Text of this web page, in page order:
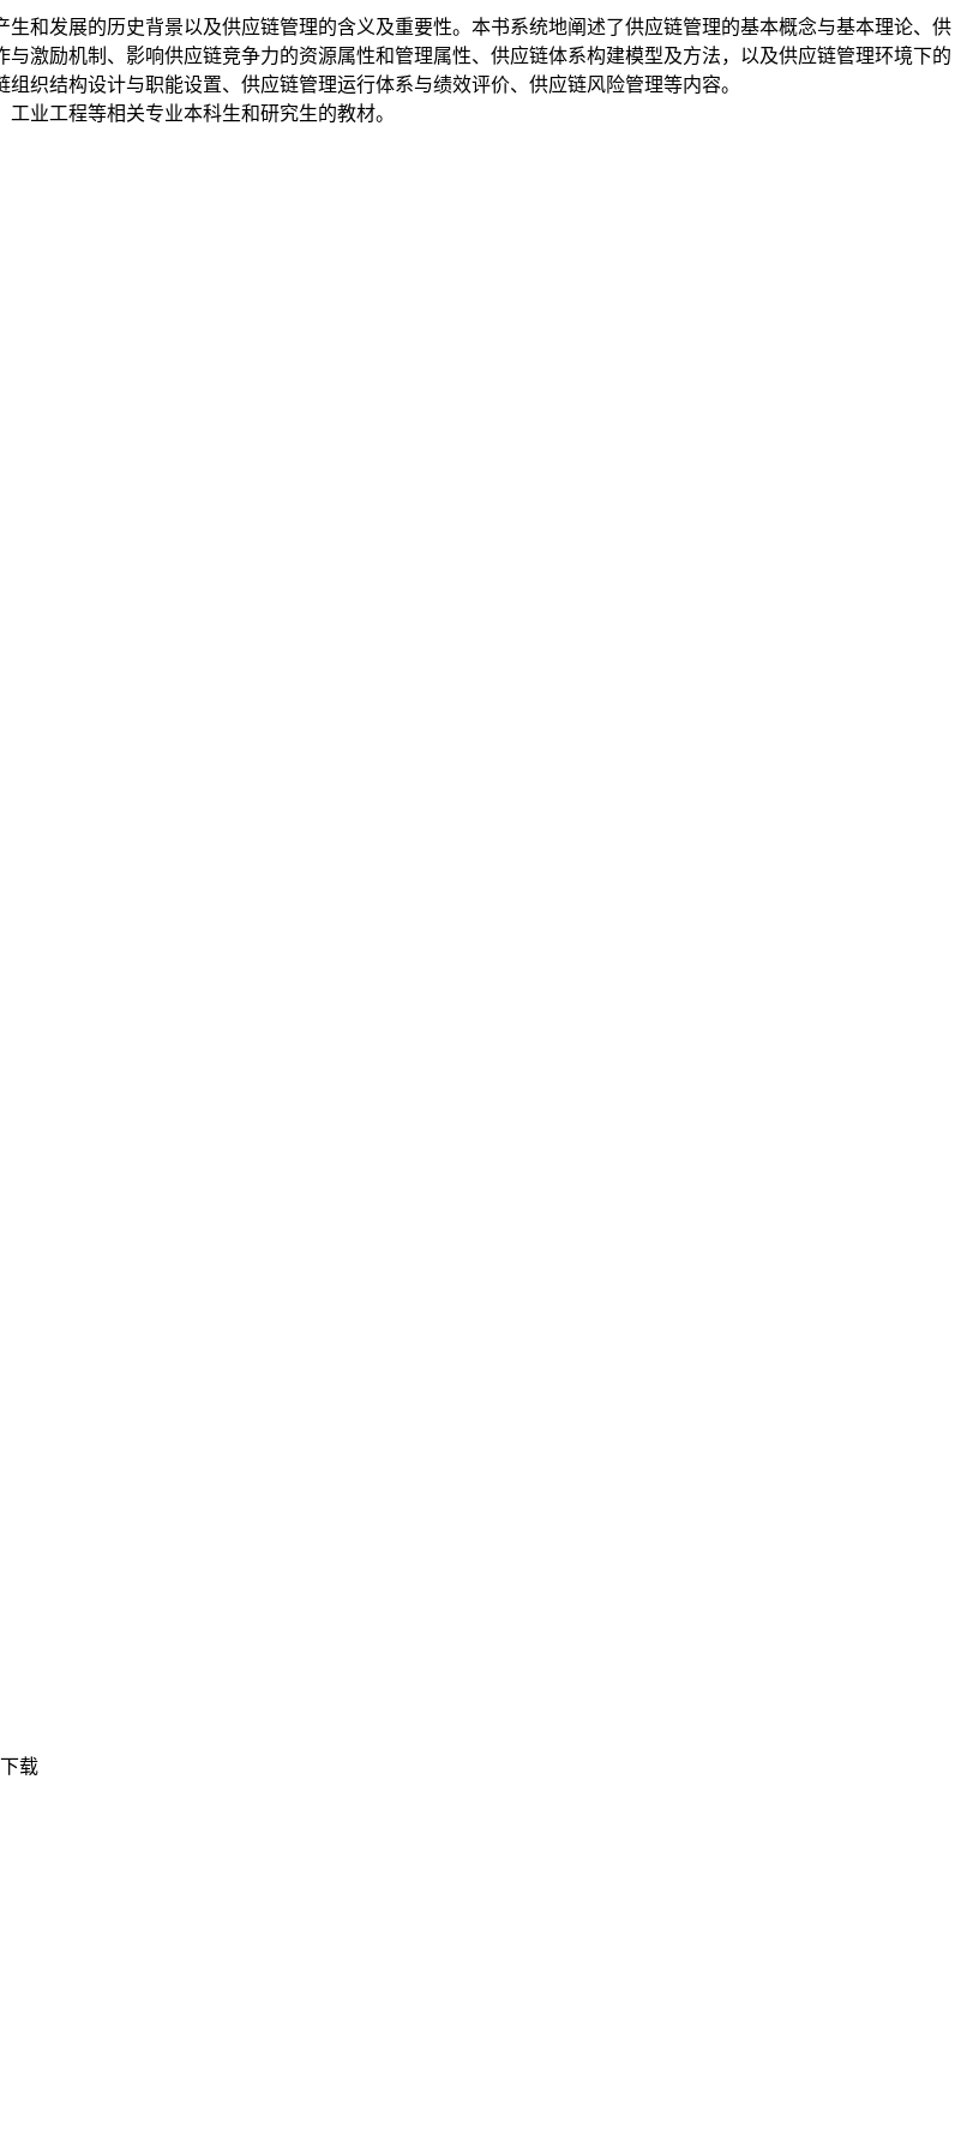
和发展的历史背景以及供应链管理的含义及重要性。本书系统地阐述了供应链管理的基本概念与基本理论、供
激励机制、影响供应链竞争力的资源属性和管理属性、供应链体系构建模型及方法，以及供应链管理环境下的
织结构设计与职能设置、供应链管理运行体系与绩效评价、供应链风险管理等内容。
业工程等相关专业本科生和研究生的教材。
载